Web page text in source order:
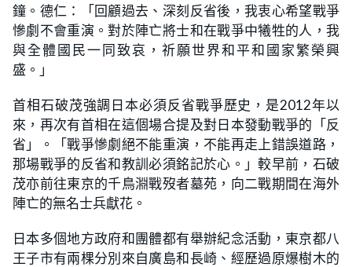
鐘。德仁：「回顧過去、深刻反省後，我衷心希望戰爭
慘劇不會重演。對於陣亡將士和在戰爭中犧牲的人，我
與全體國民一同致哀，祈願世界和平和國家繁榮興
盛。」
首相石破茂強調日本必須反省戰爭歷史，是2012年以
來，再次有首相在這個場合提及對日本發動戰爭的「反
省」。「戰爭慘劇絕不能重演，不能再走上錯誤道路，
那場戰爭的反省和教訓必須銘記於心。」較早前，石破
茂亦前往東京的千鳥淵戰歿者墓苑，向二戰期間在海外
陣亡的無名士兵獻花。
日本多個地方政府和團體都有舉辦紀念活動，東京都八
王子市有兩棵分別來自廣島和長崎、經歷過原爆樹木的